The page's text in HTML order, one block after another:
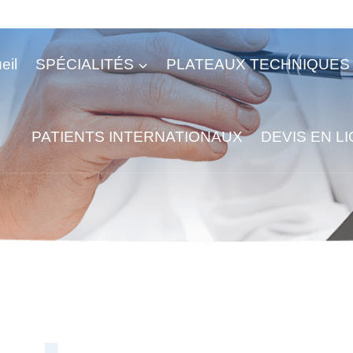
SPÉCIALITÉS PLATEAUX TECHNIQUES
PATIENTS INTERNATIONAUX DEVIS EN